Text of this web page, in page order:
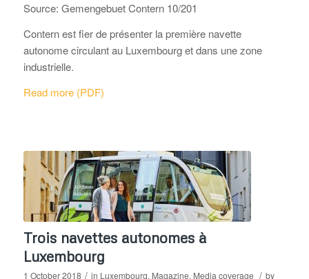
Source: Gemengebuet Contern 10/201
Contern est fier de présenter la première navette
autonome circulant au Luxembourg et dans une zone
industrielle.
Read more (PDF)
Trois navettes autonomes à
Luxembourg
1 October 2018 / in Luxembourg, Magazine, Media coverage / by